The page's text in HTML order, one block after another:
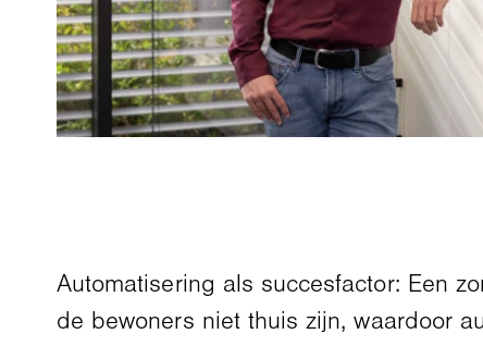
Automatisering als succesfactor: Een
de bewoners niet thuis zijn, waardoor